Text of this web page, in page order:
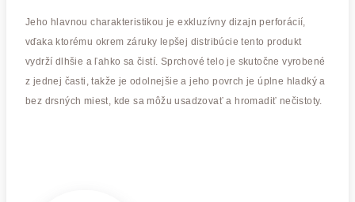
Jeho hlavnou charakteristikou je exkluzívny dizajn perforácií,
vďaka ktorému okrem záruky lepšej distribúcie tento produkt
vydrží dlhšie a ľahko sa čistí. Sprchové telo je skutočne vyrobené
z jednej časti, takže je odolnejšie a jeho povrch je úplne hladký a
bez drsných miest, kde sa môžu usadzovať a hromadiť nečistoty.